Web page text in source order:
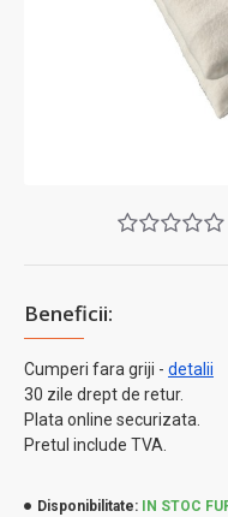
Beneficii:
Cumperi fara griji - detalii
30 zile drept de retur.
Plata online securizata.
Pretul include TVA.
Disponibilitate:
IN STOC